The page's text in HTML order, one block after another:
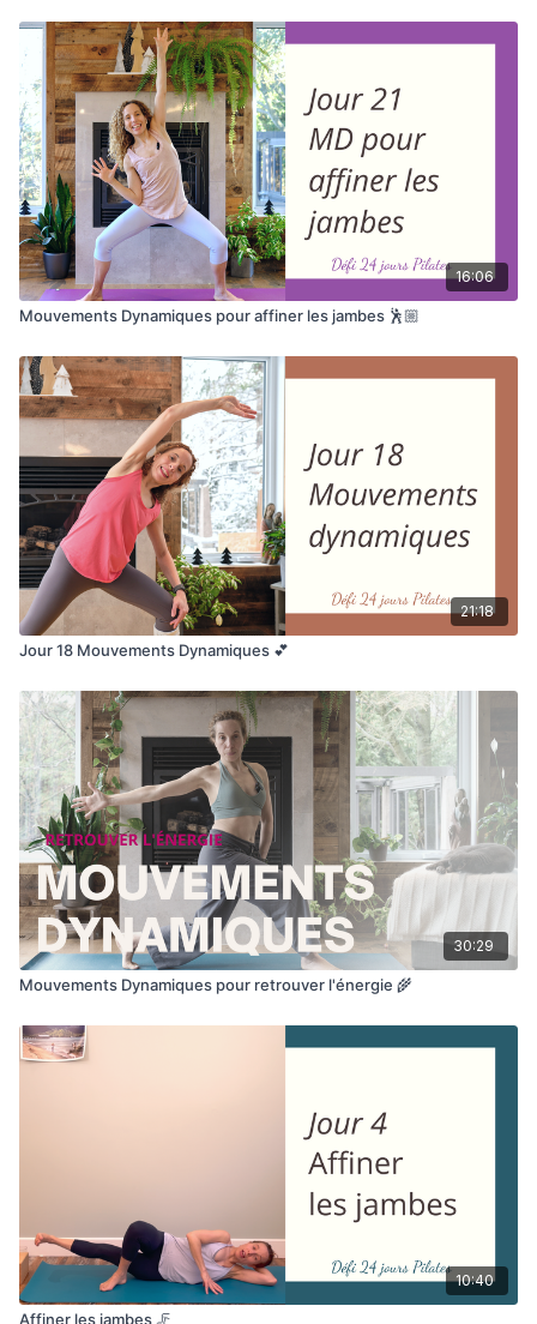
16:06
Mouvements Dynamiques pour affiner les jambes 🕺🏼
21:18
Jour 18 Mouvements Dynamiques 💕
30:29
Mouvements Dynamiques pour retrouver l'énergie 🌾
10:40
Affiner les jambes 🦵